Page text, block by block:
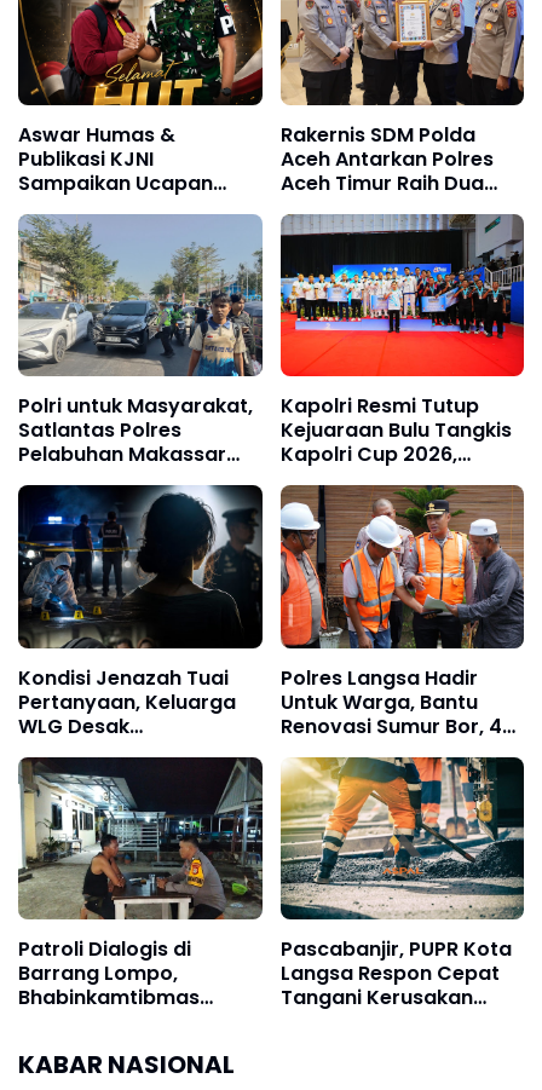
Aswar Humas &
Publikasi KJNI
Sampaikan Ucapan
Selamat Ulang Tahun
kepada Komandan
Denpom XIV/4
Makassar
Rakernis SDM Polda
Aceh Antarkan Polres
Aceh Timur Raih Dua
Penghargaan
Polri untuk Masyarakat,
Satlantas Polres
Pelabuhan Makassar
Kawal Arus Penumpang
Kapal Sandar
Kapolri Resmi Tutup
Kejuaraan Bulu Tangkis
Kapolri Cup 2026,
Tegaskan Komitmen
Polri Dukung Prestasi
Atlet Nasional
Kondisi Jenazah Tuai
Pertanyaan, Keluarga
WLG Desak
Pengungkapan Fakta
Tanpa Konflik
Kepentingan
Polres Langsa Hadir
Untuk Warga, Bantu
Renovasi Sumur Bor, 40
Titik Air Bersih
Patroli Dialogis di
Barrang Lompo,
Bhabinkamtibmas
Pascabanjir, PUPR Kota
Langsa Respon Cepat
Tangani Kerusakan
KABAR NASIONAL